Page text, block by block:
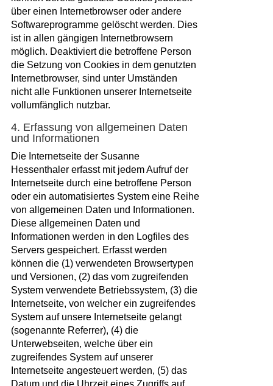
über einen Internetbrowser oder andere
Softwareprogramme gelöscht werden. Dies
ist in allen gängigen Internetbrowsern
möglich. Deaktiviert die betroffene Person
die Setzung von Cookies in dem genutzten
Internetbrowser, sind unter Umständen
nicht alle Funktionen unserer Internetseite
vollumfänglich nutzbar.
4. Erfassung von allgemeinen Daten
und Informationen
Die Internetseite der Susanne
Hessenthaler erfasst mit jedem Aufruf der
Internetseite durch eine betroffene Person
oder ein automatisiertes System eine Reihe
von allgemeinen Daten und Informationen.
Diese allgemeinen Daten und
Informationen werden in den Logfiles des
Servers gespeichert. Erfasst werden
können die (1) verwendeten Browsertypen
und Versionen, (2) das vom zugreifenden
System verwendete Betriebssystem, (3) die
Internetseite, von welcher ein zugreifendes
System auf unsere Internetseite gelangt
(sogenannte Referrer), (4) die
Unterwebseiten, welche über ein
zugreifendes System auf unserer
Internetseite angesteuert werden, (5) das
Datum und die Uhrzeit eines Zugriffs auf